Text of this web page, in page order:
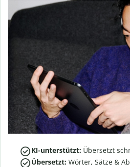
KI-unterstützt: Übersetzt
Übersetzt: Wörter, Sätze &